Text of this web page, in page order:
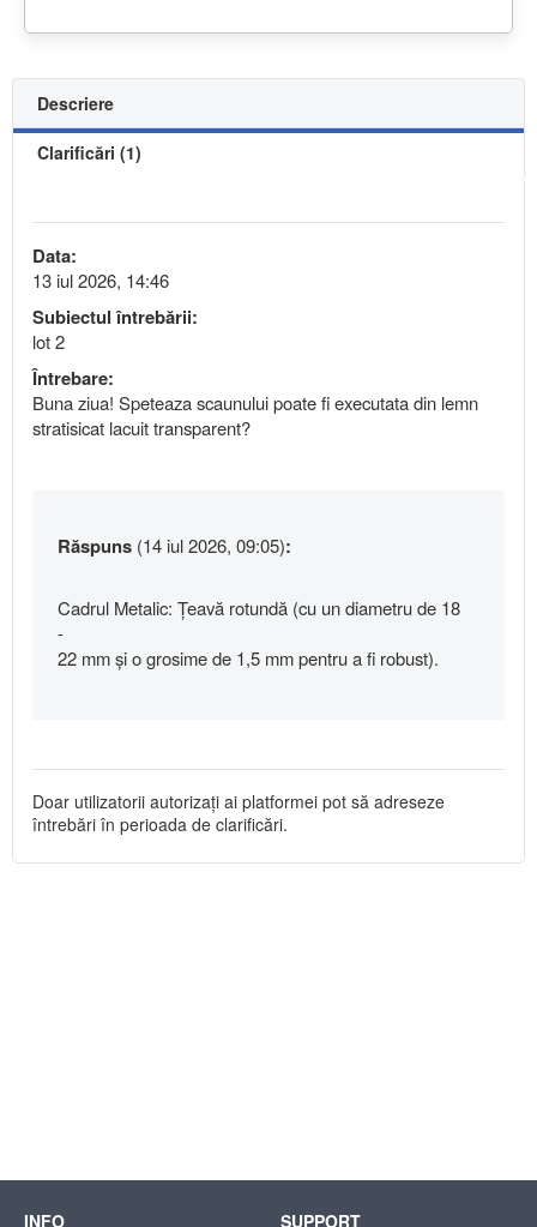
Descriere
Clarificări (1)
Data:
13 iul 2026, 14:46
Subiectul întrebării:
lot 2
Întrebare:
Buna ziua! Speteaza scaunului poate fi executata din lemn
stratisicat lacuit transparent?
Răspuns (14 iul 2026, 09:05):
Cadrul Metalic: Țeavă rotundă (cu un diametru de 18
-
22 mm și o grosime de 1,5 mm pentru a fi robust).
Doar utilizatorii autorizați ai platformei pot să adreseze
întrebări în perioada de clarificări.
INFO SUPPORT